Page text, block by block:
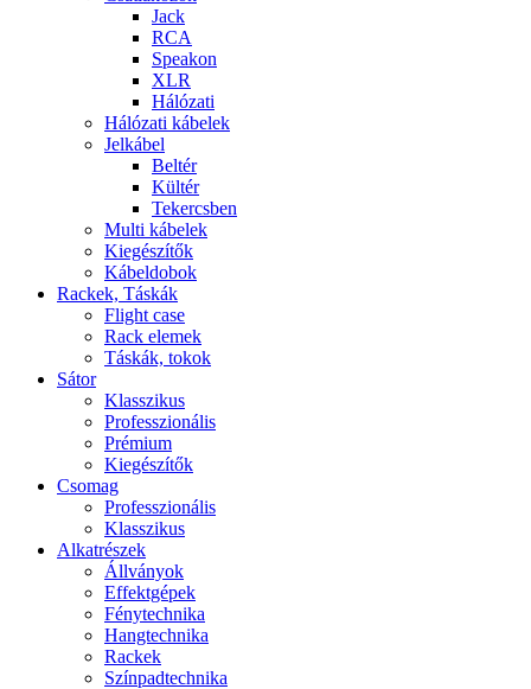
Jack
RCA
Speakon
XLR
Hálózati
Hálózati kábelek
Jelkábel
Beltér
Kültér
Tekercsben
Multi kábelek
Kiegészítők
Kábeldobok
Rackek, Táskák
Flight case
Rack elemek
Táskák, tokok
Sátor
Klasszikus
Professzionális
Prémium
Kiegészítők
Csomag
Professzionális
Klasszikus
Alkatrészek
Állványok
Effektgépek
Fénytechnika
Hangtechnika
Rackek
Színpadtechnika